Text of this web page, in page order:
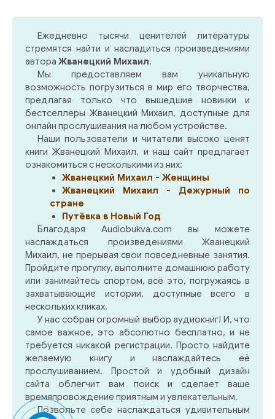
Неразделeнная любовь 12. Подожди 13. Язык 14.
О Боже, сохрани этот город 15. Я обнимаю вас
Bonus: 16. Воскресный день 17. Ставь псису!.. 18.
Склад
Ежедневно тысячи ценителей литературы
стремятся найти и насладиться произведениями
автора Жванецкий Михаил.
Мы предоставляем вам уникальную
возможность погрузиться в мир его творчества,
предлагая только что вышедшие новинки и
бестселлеры Жванецкий Михаил, доступные для
онлайн прослушивания на любом устройстве.
Наши пользователи и читатели высоко ценят
книги Жванецкий Михаил, и наш сайт предлагает
ознакомиться с несколькими из них:
Жванецкий Михаил - Женщины
Жванецкий Михаил - Дежурный по
стране
Путёвка в Новый Год
Благодаря Audiobukva.com вы можете
наслаждаться произведениями Жванецкий
Михаил, не прерывая свои повседневные занятия.
Пройдите прогулку, выполните домашнюю работу
или занимайтесь спортом, всё это, погружаясь в
захватывающие истории, доступные всего в
нескольких кликах.
У нас собран огромный выбор аудиокниг! И, что
самое важное, это абсолютно бесплатно, и не
требуется никакой регистрации. Просто найдите
желаемую книгу и наслаждайтесь её
прослушиванием. Простой и удобный дизайн
сайта облегчит вам поиск и сделает ваше
времяпровождение приятным и увлекательным.
Позвольте себе наслаждаться удивительным